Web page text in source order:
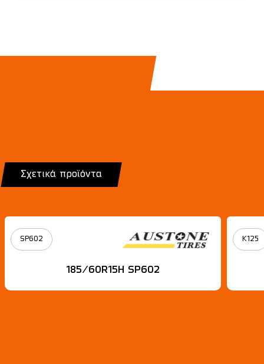
Σχετικά προϊόντα
SP602
185/60R15Η SP602
K125